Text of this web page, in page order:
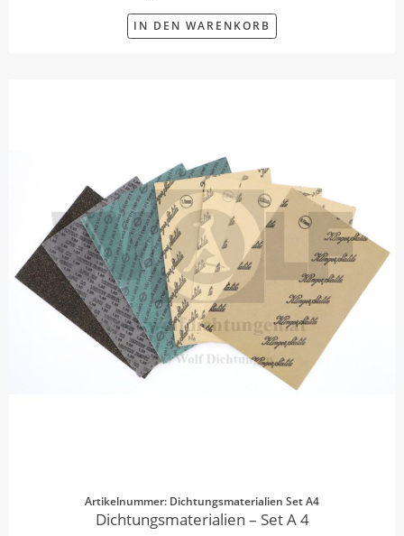
IN DEN WARENKORB
Artikelnummer: Dichtungsmaterialien Set A4
Dichtungsmaterialien – Set A 4